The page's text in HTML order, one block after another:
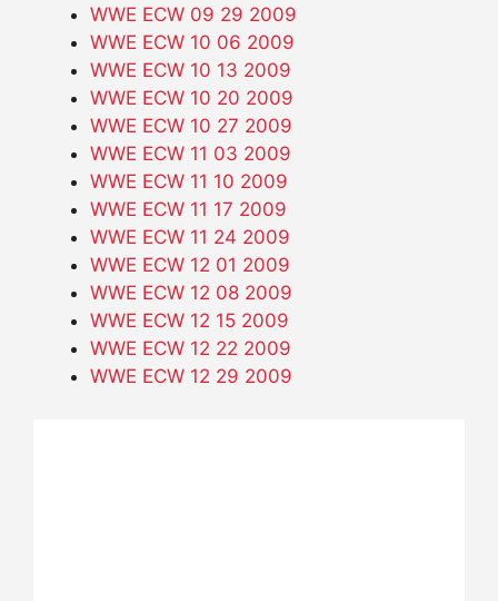
WWE ECW 09 29 2009
WWE ECW 10 06 2009
WWE ECW 10 13 2009
WWE ECW 10 20 2009
WWE ECW 10 27 2009
WWE ECW 11 03 2009
WWE ECW 11 10 2009
WWE ECW 11 17 2009
WWE ECW 11 24 2009
WWE ECW 12 01 2009
WWE ECW 12 08 2009
WWE ECW 12 15 2009
WWE ECW 12 22 2009
WWE ECW 12 29 2009